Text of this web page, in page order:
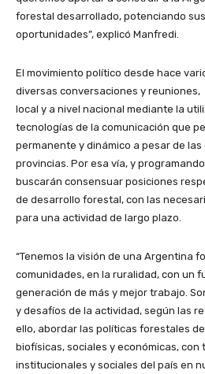
forestal desarrollado, potenciando
oportunidades”, explicó Manfredi.
El movimiento político desde hace
diversas conversaciones y
local y a nivel nacional mediante la
tecnologías de la comunicación que
permanente y dinámico a pesar de
provincias. Por esa vía, y
buscarán consensuar posiciones
de desarrollo forestal, con las
para una actividad de largo plazo.
“Tenemos la visión de una Argentina
comunidades, en la ruralidad, con un
generación de más y mejor trabajo.
y desafíos de la actividad, según las
ello, abordar las políticas forestales
biofísicas, sociales y económicas,
institucionales y sociales del país en